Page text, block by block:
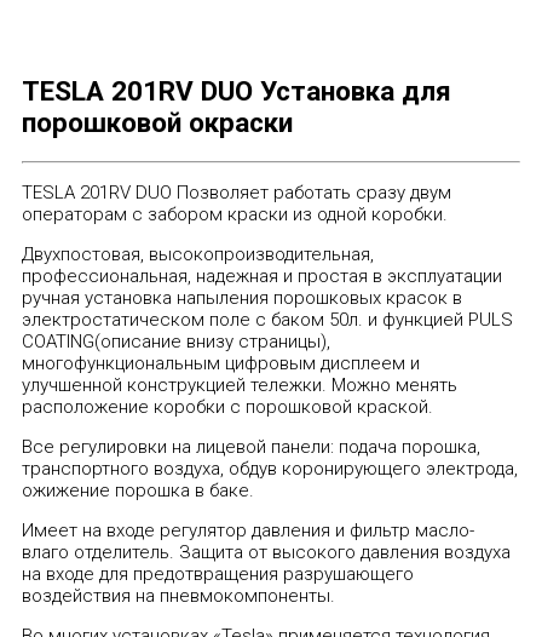
TESLA 201RV DUO Установка для
порошковой окраски
TESLA 201RV DUO Позволяет работать сразу двум
операторам с забором краски из одной коробки.
Двухпостовая, высокопроизводительная,
профессиональная, надежная и простая в эксплуатации
ручная установка напыления порошковых красок в
электростатическом поле с баком 50л. и функцией PULS
COATING(описание внизу страницы),
многофункциональным цифровым дисплеем и
улучшенной конструкцией тележки. Можно менять
расположение коробки с порошковой краской.
Все регулировки на лицевой панели: подача порошка,
транспортного воздуха, обдув коронирующего электрода,
ожижение порошка в баке.
Имеет на входе регулятор давления и фильтр масло-
влаго отделитель. Защита от высокого давления воздуха
на входе для предотвращения разрушающего
воздействия на пневмокомпоненты.